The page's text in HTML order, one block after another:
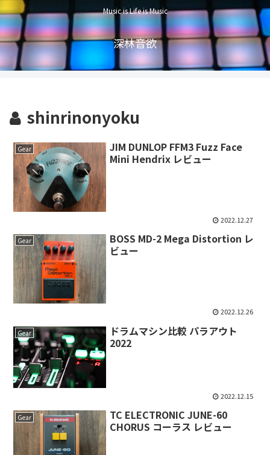
Music is Life is Music
深林音欲
shinrinonyoku
Gear
JIM DUNLOP FFM3 Fuzz Face
Mini Hendrix レビュー
2022.12.27
Gear
BOSS MD-2 Mega Distortion レ
ビュー
2022.12.26
Gear
ドラムマシン比較 パラアウト
2022
2022.12.15
Gear
TC ELECTRONIC JUNE-60
CHORUS コーラス レビュー